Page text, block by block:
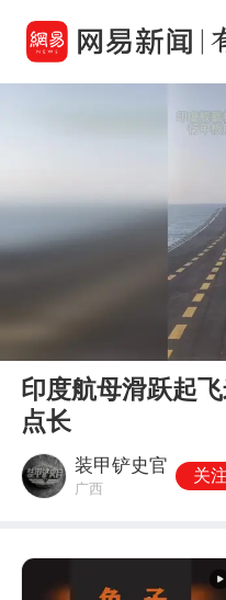
印度航母滑跃起
点长
装甲铲史官
广西
关注